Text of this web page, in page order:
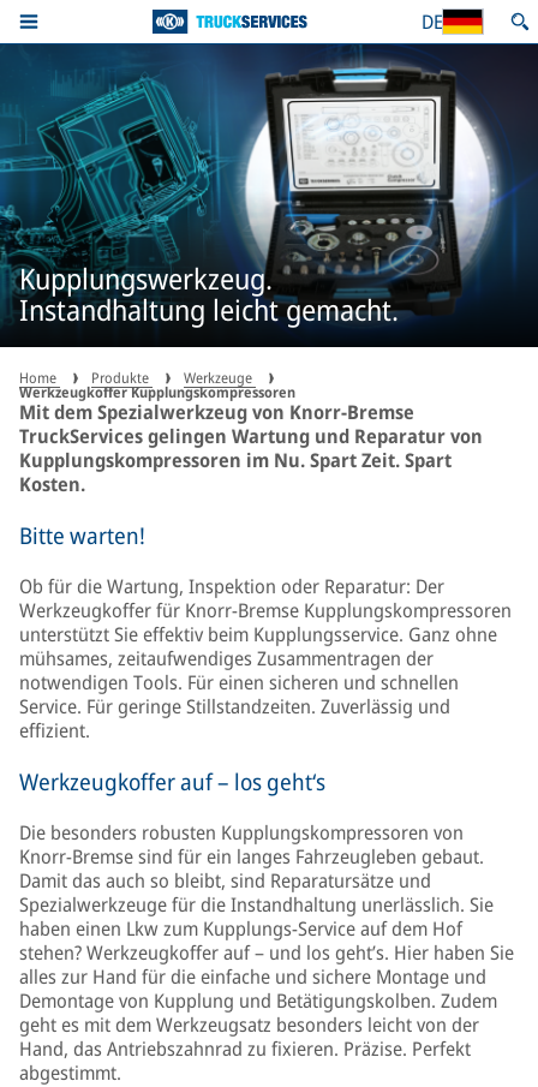
DE
Kupplungswerkzeug.
Instandhaltung leicht gemacht.
Home Produkte Werkzeuge
Werkzeugkoffer Kupplungskompressoren
Mit dem Spezialwerkzeug von Knorr-Bremse
TruckServices gelingen Wartung und Reparatur von
Kupplungskompressoren im Nu. Spart Zeit. Spart
Kosten.
Bitte warten!
Ob für die Wartung, Inspektion oder Reparatur: Der
Werkzeugkoffer für Knorr-Bremse Kupplungskompressoren
unterstützt Sie effektiv beim Kupplungsservice. Ganz ohne
mühsames, zeitaufwendiges Zusammentragen der
notwendigen Tools. Für einen sicheren und schnellen
Service. Für geringe Stillstandzeiten. Zuverlässig und
effizient.
Werkzeugkoffer auf – los geht‘s
Die besonders robusten Kupplungskompressoren von
Knorr-Bremse sind für ein langes Fahrzeugleben gebaut.
Damit das auch so bleibt, sind Reparatursätze und
Spezialwerkzeuge für die Instandhaltung unerlässlich. Sie
haben einen Lkw zum Kupplungs-Service auf dem Hof
stehen? Werkzeugkoffer auf – und los geht’s. Hier haben Sie
alles zur Hand für die einfache und sichere Montage und
Demontage von Kupplung und Betätigungskolben. Zudem
geht es mit dem Werkzeugsatz besonders leicht von der
Hand, das Antriebszahnrad zu fixieren. Präzise. Perfekt
abgestimmt.